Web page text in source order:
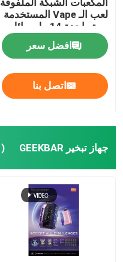
لعب الـ Vape المستخدمة
مرة واحدة 14 مل سائل
إلكتروني 650mAh 50mg
النيكوتينافضل سعر
اتصل بنا
جهاز تبخير GEEKBAR (1)